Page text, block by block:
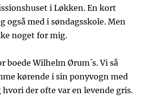
i Løkken. En kort
også med i søndagsskole. Men
noget for mig.
boede Wilhelm Ørum´s. Vi så
kørende i sin ponyvogn med
hvori der ofte var en levende gris.